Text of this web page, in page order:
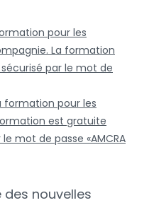
pour les
La formation
par le mot de
formation pour les
est gratuite
mot de passe «AMCRA
nouvelles